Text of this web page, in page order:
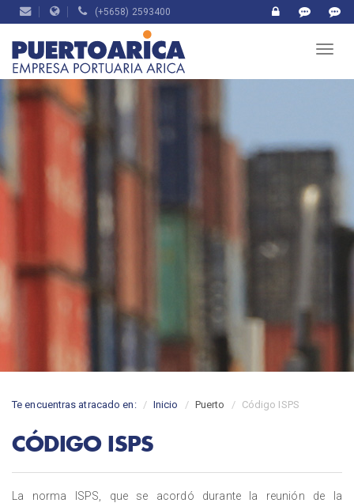
(+5658) 2593400
Te encuentras atracado en: Inicio Puerto Código ISPS
CÓDIGO ISPS
La norma ISPS, que se acordó durante la reunión de la